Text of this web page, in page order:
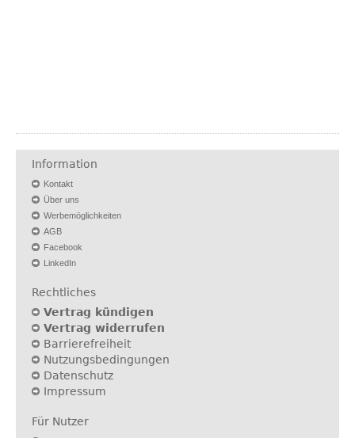
Information
Kontakt
Über uns
Werbemöglichkeiten
AGB
Facebook
LinkedIn
Rechtliches
Vertrag kündigen
Vertrag widerrufen
Barrierefreiheit
Nutzungsbedingungen
Datenschutz
Impressum
Für Nutzer